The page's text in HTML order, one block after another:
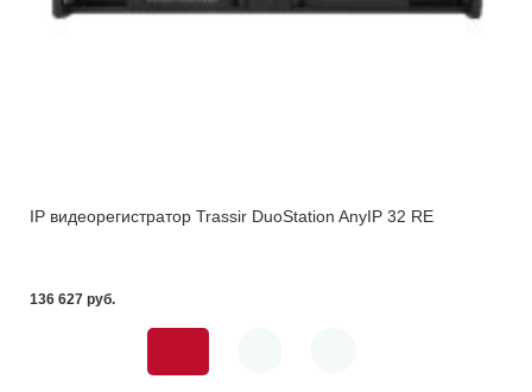
IP видеорегистратор Trassir DuoStation AnyIP 32 RE
136 627 pуб.